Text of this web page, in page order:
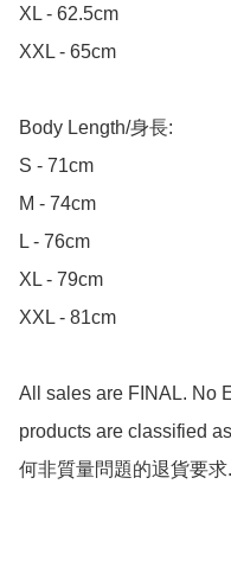
XL - 62.5cm
XXL - 65cm
Body Length/身長:
S - 71cm
M - 74cm
L - 76cm
XL - 79cm
XXL - 81cm
All sales are FINAL. No
products are classified
何非質量問題的退貨要求.